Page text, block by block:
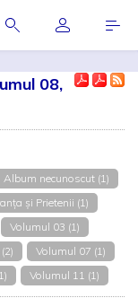
08,
Album necunoscut (1)
și Prietenii (1)
Volumul 03 (1)
Volumul 07 (1)
Volumul 11 (1)